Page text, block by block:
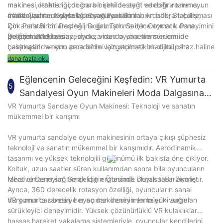
makinesi otantikliği doğru bir şekilde ayırt edebilir ve her oyun
madeni paranın yasallığını sağlayabilir.
makinesi, istikrarı, çok para birimi desteği ve doğru tanıma
avantajları nedeniyle video oyunu salonlarının istikrarlı çalışması
için anahtar bir araç haline gelmiştir. Sadece oyuncu deneyimini
geliştirmekle kalmaz, aynı zamanda yönetim sürecini de
basitleştirir ve onu arcade'de vazgeçilmez bir dijital cihaz haline
getirir.
#### Anahtar Kelimeler: Oyun Para Birimi, Arcade, Stabilite,
Çok Para Birimi Desteği, Doğru Tanıma için Otomatik Para
Değişimi Makinesi
Bu özel örnekler sayesinde, video oyunu mermerlerinin
çalışmasında oyun para birimi için otomatik madeni para
değişim makinelerinin önemini açıkça görebiliriz. Bu sadece
çalışması için sağlam bir garanti sağlayan hizmette bir iyileşme.
daha fazla oku
5
Eğlencenin Geleceğini Keşfedin: VR Yumurta
Sandalyesi Oyun Makineleri Moda Dalgasına
Liderlik Ediyor
VR Yumurta Sandalye Oyun Makinesi: Teknoloji ve sanatın
mükemmel bir karışımı
VR yumurta sandalye oyun makinesinin ortaya çıkışı şüphesiz
teknoloji ve sanatın mükemmel bir karışımıdır. Aerodinamik
tasarımı ve yüksek teknolojili görünümü ilk bakışta öne çıkıyor.
Koltuk, uzun saatler süren kullanımdan sonra bile oyuncuların
rahat olmasını sağlamak için ergonomik olarak tasarlanmıştır.
Ayrıca, 360 derecelik rotasyon özelliği, oyuncuların sanal
dünyanın cazibesini her açıdan deneyimlemelerini sağlar.
Mersive Deneyim: Gerçekliğin Ötesinde Duyusal Bir Ziyafet
VR yumurta sandalye oyun makinesinin en büyük vurguları
sürükleyici deneyimidir. Yüksek çözünürlüklü VR kulaklıklar
hassas hareket yakalama sistemleriyle, oyuncular kendilerini